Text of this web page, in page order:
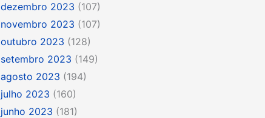
dezembro 2023 (107)
novembro 2023 (107)
outubro 2023 (128)
setembro 2023 (149)
agosto 2023 (194)
julho 2023 (160)
junho 2023 (181)